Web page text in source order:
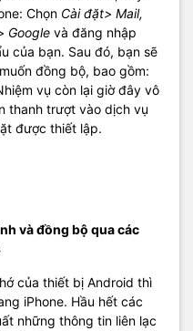
Chọn Cài đặt> Mail,
Google và đăng nhập
của bạn. Sau đó, bạn sẽ
đồng bộ, bao gồm:
vụ còn lại giờ đây vô
thanh trượt vào dịch vụ
được thiết lập.
và đồng bộ qua các
của thiết bị Android thì
iPhone. Hầu hết các
những thông tin liên lạc